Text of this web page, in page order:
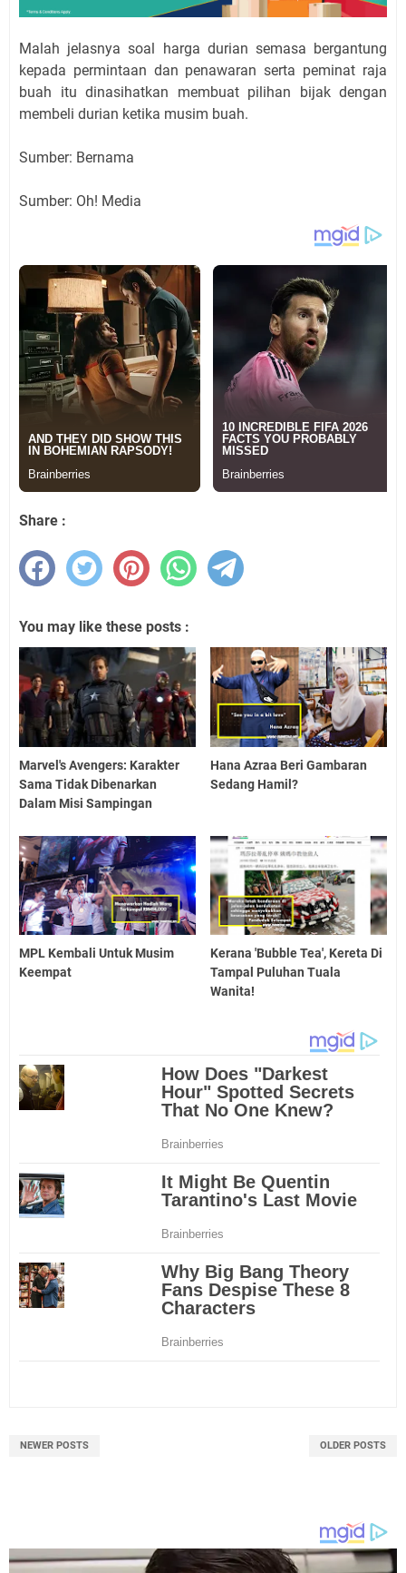
Malah jelasnya soal harga durian semasa bergantung
kepada permintaan dan penawaran serta peminat raja
buah itu dinasihatkan membuat pilihan bijak dengan
membeli durian ketika musim buah.
Sumber: Bernama
Sumber: Oh! Media
Share :
You may like these posts :
Marvel's Avengers: Karakter
Sama Tidak Dibenarkan
Dalam Misi Sampingan
Hana Azraa Beri Gambaran
Sedang Hamil?
MPL Kembali Untuk Musim
Keempat
Kerana 'Bubble Tea', Kereta Di
Tampal Puluhan Tuala
Wanita!
NEWER POSTS OLDER POSTS